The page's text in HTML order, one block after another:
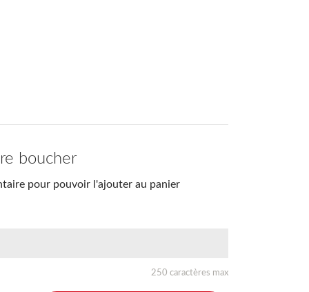
boucher
pour pouvoir l'ajouter au panier
250 caractères max